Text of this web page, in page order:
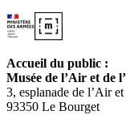
Accueil du public :
Musée de l’Air et de
3, esplanade de l’Air et
93350 Le Bourget